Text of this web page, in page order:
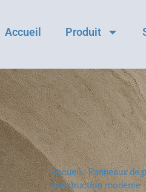
Accueil Produit
Accueil-Panneaux de
construction moderne